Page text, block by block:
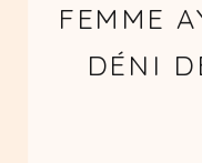
FEMME
DÉNI